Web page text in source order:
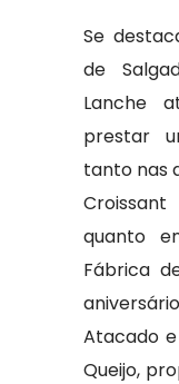
Se
de
Lanche
prestar
tanto nas
quanto
Fábrica
Atacado
Queijo,